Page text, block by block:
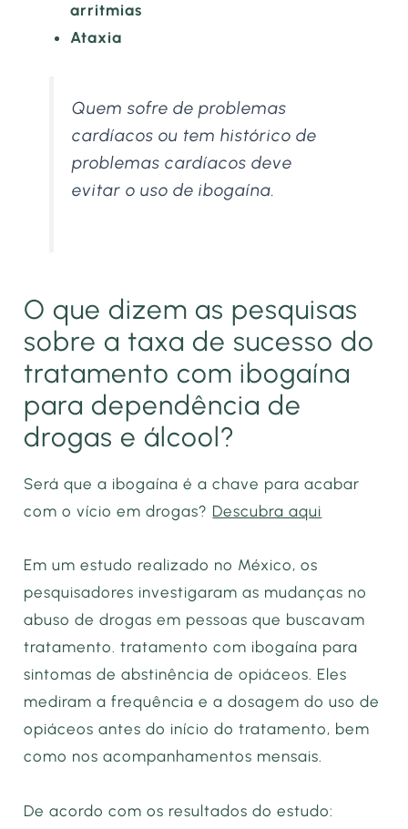
arritmias
Ataxia
Quem sofre de problemas
cardíacos ou tem histórico de
problemas cardíacos deve
evitar o uso de ibogaína.
O que dizem as pesquisas
sobre a taxa de sucesso do
tratamento com ibogaína
para dependência de
drogas e álcool?
Será que a ibogaína é a chave para acabar
com o vício em drogas? Descubra aqui
Em um estudo realizado no México, os
pesquisadores investigaram as mudanças no
abuso de drogas em pessoas que buscavam
tratamento. tratamento com ibogaína para
sintomas de abstinência de opiáceos. Eles
mediram a frequência e a dosagem do uso de
opiáceos antes do início do tratamento, bem
como nos acompanhamentos mensais.
De acordo com os resultados do estudo: